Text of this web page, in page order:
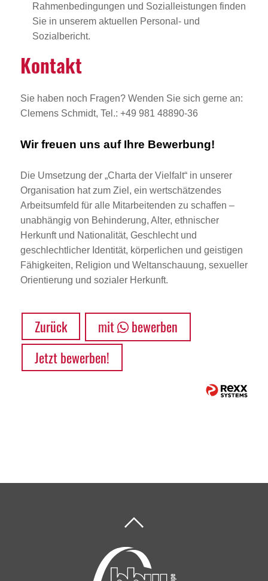
Rahmenbedingungen und Sozialleistungen finden
Sie in unserem aktuellen Personal- und
Sozialbericht.
Kontakt
Sie haben noch Fragen? Wenden Sie sich gerne an:
Clemens Schmidt, Tel.: +49 981 48890-36
Wir freuen uns auf Ihre Bewerbung!
Die Umsetzung der „Charta der Vielfalt“ in unserer
Organisation hat zum Ziel, ein wertschätzendes
Arbeitsumfeld für alle Mitarbeitenden zu schaffen –
unabhängig von Behinderung, Alter, ethnischer
Herkunft und Nationalität, Geschlecht und
geschlechtlicher Identität, körperlichen und geistigen
Fähigkeiten, Religion und Weltanschauung, sexueller
Orientierung und sozialer Herkunft.
Zurück mit
bewerben
Jetzt bewerben!